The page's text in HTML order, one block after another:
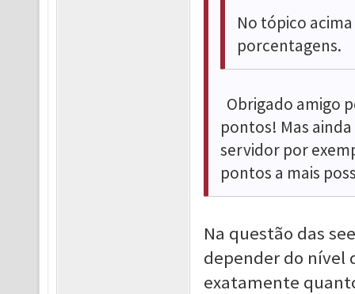
No tópico
porcentagens.
Obrigado amigo
pontos! Mas
servidor por
pontos a mais
Na questão das
depender do nível
exatamente